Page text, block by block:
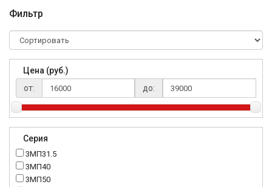
Фильтр
Цена (руб.)
от:
до:
Серия
3МП31.5
3МП40
3МП50